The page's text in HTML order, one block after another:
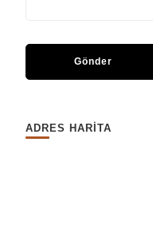
ADRES HARİTA